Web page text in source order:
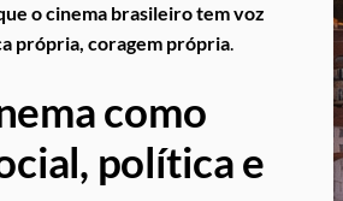
o cinema brasileiro tem voz
própria, coragem própria.
como
política e